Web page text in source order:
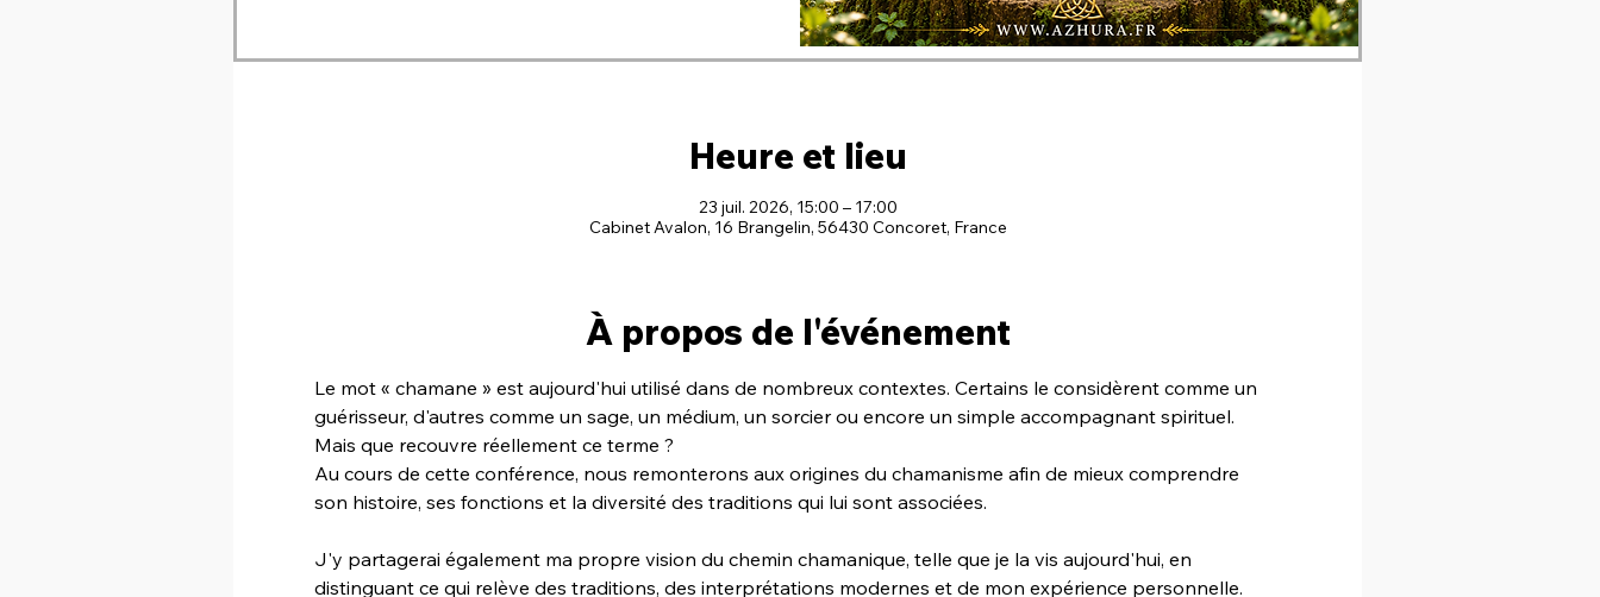
Heure et lieu
23 juil. 2026, 15:00 – 17:00
Cabinet Avalon, 16 Brangelin, 56430 Concoret, France
À propos de l'événement
Le mot « chamane » est aujourd'hui utilisé dans de nombreux contextes. Certains le considèrent comme un
guérisseur, d'autres comme un sage, un médium, un sorcier ou encore un simple accompagnant spirituel.
Mais que recouvre réellement ce terme ?
Au cours de cette conférence, nous remonterons aux origines du chamanisme afin de mieux comprendre
son histoire, ses fonctions et la diversité des traditions qui lui sont associées.
J'y partagerai également ma propre vision du chemin chamanique, telle que je la vis aujourd'hui, en
distinguant ce qui relève des traditions, des interprétations modernes et de mon expérience personnelle.